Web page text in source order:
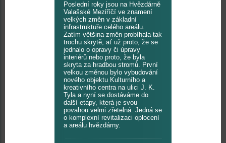
Poslední roky jsou na Hvězdárně
Valašské Meziříčí ve znamení
velkých změn v základní
infrastruktuře celého areálu.
Zatím většina změn probíhala tak
trochu skrytě, ať už proto, že se
jednalo o opravy či úpravy
interiérů nebo proto, že byla
skryta za hradbou stromů. První
velkou změnou bylo vybudování
nového objektu Kulturního a
kreativního centra na ulici J. K.
Tyla a nyní se dostáváme do
další etapy, která je svou
povahou velmi zřetelná. Jedná se
o komplexní revitalizaci oplocení
a areálu hvězdárny.